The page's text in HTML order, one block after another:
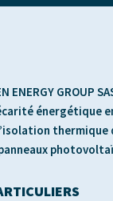
ENERGY GROUP
énergétique
thermique